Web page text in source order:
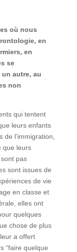
où nous
en
en
se
autre, au
non
qui tentent
leurs enfants
l’immigration,
que leurs
pas
sont issues de
de vie
en classe et
elles ont
quelques
chose de plus
a offert
“faire quelque